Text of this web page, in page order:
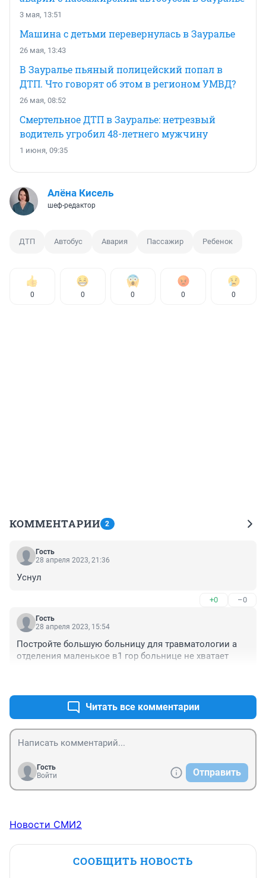
3 мая, 13:51
Машина с детьми перевернулась в Зауралье
26 мая, 13:43
В Зауралье пьяный полицейский попал в
ДТП. Что говорят об этом в регионом УМВД?
26 мая, 08:52
Смертельное ДТП в Зауралье: нетрезвый
водитель угробил 48-летнего мужчину
1 июня, 09:35
Алёна Кисель
шеф-редактор
ДТП Автобус Авария Пассажир Ребенок
0 0 0 0 0
КОММЕНТАРИИ 2
Гость
28 апреля 2023, 21:36
Уснул
+0 –0
Гость
28 апреля 2023, 15:54
Постройте большую больницу для травматологии а
отделения маленькое в1 гор больнице не хватает
Читать все комментарии
Гость
Войти
Отправить
Новости СМИ2
СООБЩИТЬ НОВОСТЬ